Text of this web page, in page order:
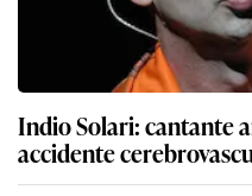
Indio Solari: cantante
accidente